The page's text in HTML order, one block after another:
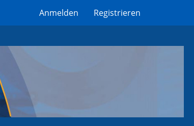
Anmelden Registrieren